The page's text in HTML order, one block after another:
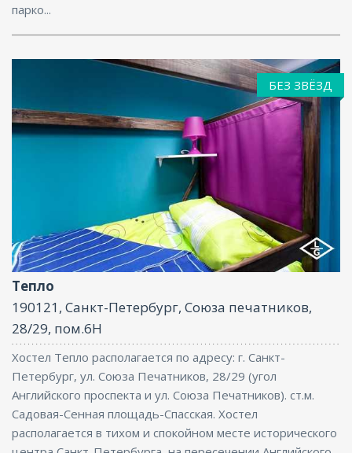
парко...
Интернет
БЕЗ ЗВЁЗД
Тепло
190121, Санкт-Петербург, Союза печатников,
28/29, пом.6Н
Хостел Тепло располагается по адресу: г. Санкт-
Петербург, ул. Союза Печатников, 28/29 (угол
Английского проспекта и ул. Союза Печатников). ст.м.
Садовая-Сенная площадь-Спасская. Хостел
располагается в тихом и спокойном месте исторического